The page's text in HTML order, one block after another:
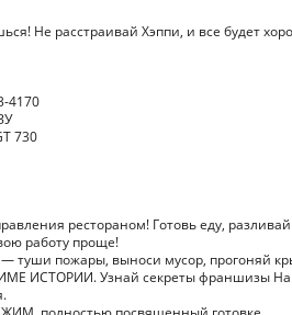
Не расстраивай Хэппи, и все будет
4170
730
рестораном! Готовь еду,
работу проще!
— туши пожары, выноси мусор, прогоняй
ИСТОРИИ. Узнай секреты франшизы